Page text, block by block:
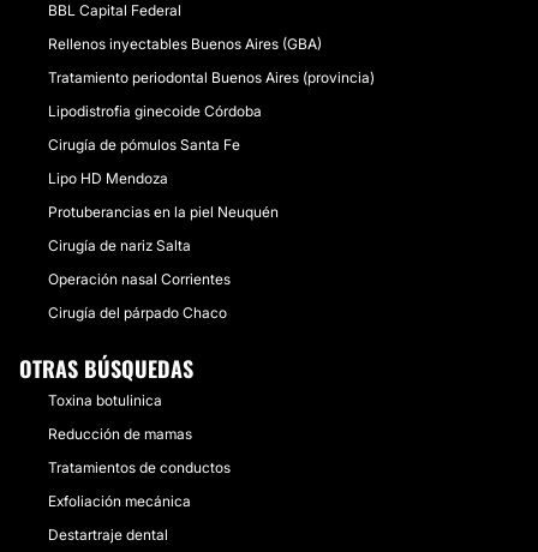
BBL Capital Federal
Rellenos inyectables Buenos Aires (GBA)
Tratamiento periodontal Buenos Aires (provincia)
Lipodistrofia ginecoide Córdoba
Cirugía de pómulos Santa Fe
Lipo HD Mendoza
Protuberancias en la piel Neuquén
Cirugía de nariz Salta
Operación nasal Corrientes
Cirugía del párpado Chaco
OTRAS BÚSQUEDAS
Toxina botulinica
Reducción de mamas
Tratamientos de conductos
Exfoliación mecánica
Destartraje dental